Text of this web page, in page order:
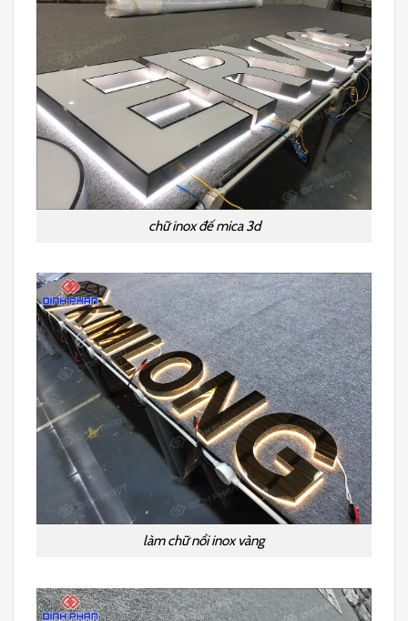
chữ inox đế mica 3d
làm chữ nổi inox vàng